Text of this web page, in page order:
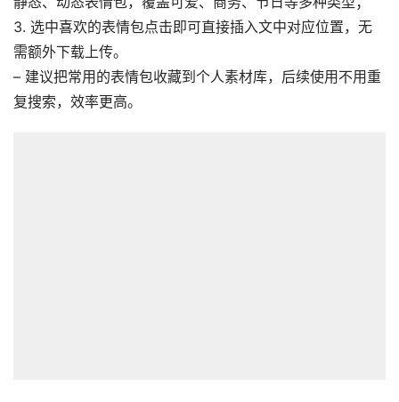
3. 选中喜欢的表情包点击即可直接插入文中对应位置，无
需额外下载上传。
– 建议把常用的表情包收藏到个人素材库，后续使用不用重
复搜索，效率更高。